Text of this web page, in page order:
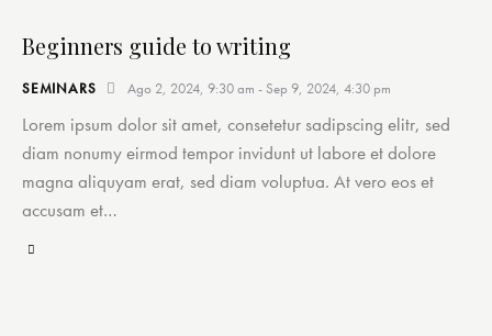
Beginners guide to writing
SEMINARS Ago 2, 2024, 9:30 am - Sep 9, 2024, 4:30 pm
Lorem ipsum dolor sit amet, consetetur sadipscing elitr, sed
diam nonumy eirmod tempor invidunt ut labore et dolore
magna aliquyam erat, sed diam voluptua. At vero eos et
accusam et…